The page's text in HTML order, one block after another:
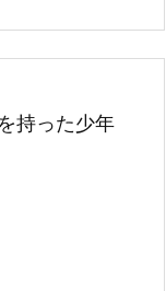
持った少年